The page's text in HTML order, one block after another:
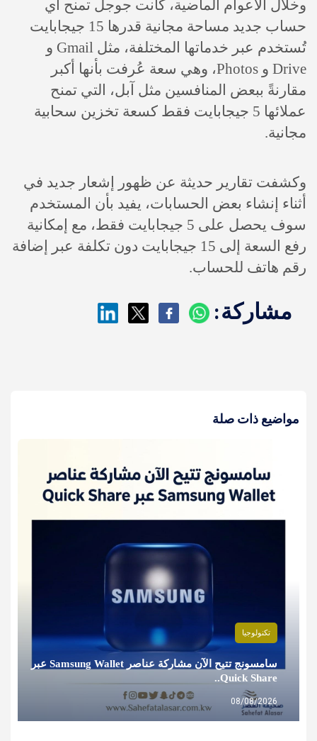
وخلال الأعوام الماضية، كانت جوجل تمنح أي
حساب جديد مساحة مجانية قدرها 15 جيجابايت
تُستخدم عبر خدماتها المختلفة، مثل Gmail و
Drive و Photos، وهي سعة عُرفت بأنها أكبر
مقارنةً ببعض المنافسين مثل آبل، التي تمنح
عملائها 5 جيجابايت فقط كسعة تخزين سحابية
مجانية.
وكشفت تقارير حديثة عن ظهور إشعار جديد في
أثناء إنشاء بعض الحسابات، يفيد بأن المستخدم
سوف يحصل على 5 جيجابايت فقط، مع إمكانية
رفع السعة إلى 15 جيجابايت دون تكلفة عبر إضافة
رقم هاتف للحساب.
مشاركة:
مواضيع ذات صلة
تكنولوجيا
سامسونج تتيح الآن مشاركة عناصر Samsung Wallet عبر
Quick Share..
08/08/2026